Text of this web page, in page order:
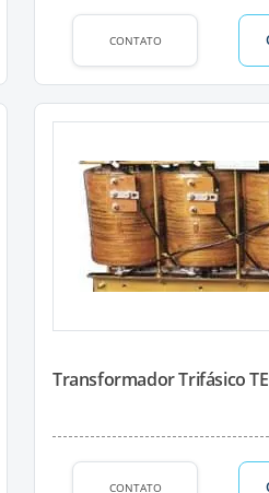
CONTATO
Transformador Trifásico
CONTATO